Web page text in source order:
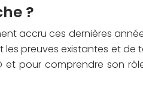
?
accru ces dernières
preuves existantes et
pour comprendre son